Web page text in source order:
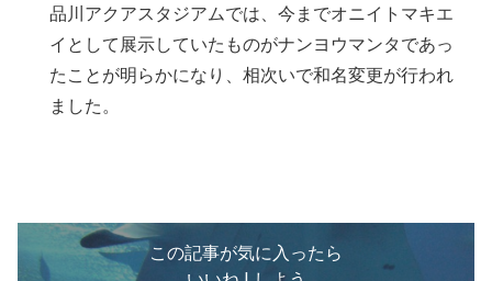
品川アクアスタジアムでは、今までオニイトマキエ
イとして展示していたものがナンヨウマンタであっ
たことが明らかになり、相次いで和名変更が行われ
ました。
この記事が気に入ったら